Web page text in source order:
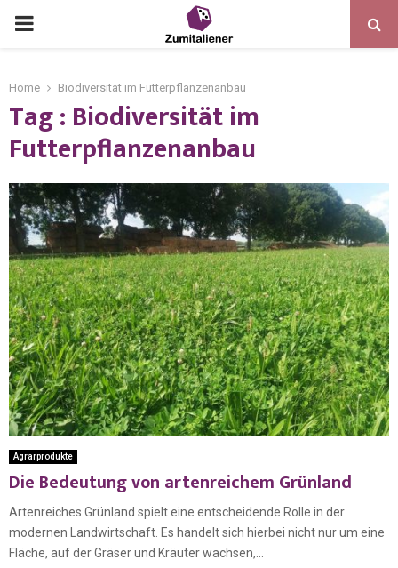
Home Biodiversität im Futterpflanzenanbau
Tag : Biodiversität im
Futterpflanzenanbau
Agrarprodukte
Die Bedeutung von artenreichem Grünland
Artenreiches Grünland spielt eine entscheidende Rolle in der
modernen Landwirtschaft. Es handelt sich hierbei nicht nur um eine
Fläche, auf der Gräser und Kräuter wachsen,...